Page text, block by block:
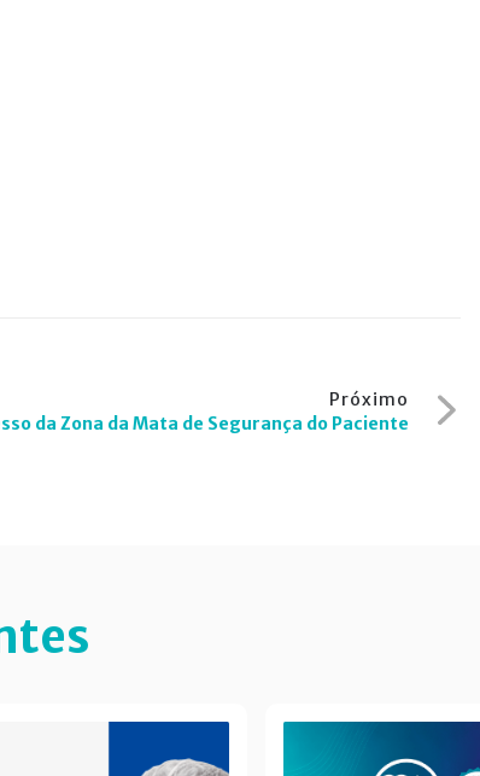
Próximo
da Zona da Mata de Segurança do Paciente